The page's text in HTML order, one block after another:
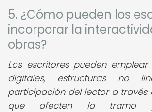
5. ¿Cómo pueden los
incorporar la
obras?
Los escritores pueden emplear
digitales, estructuras no
participación del lector a través
que afecten la trama